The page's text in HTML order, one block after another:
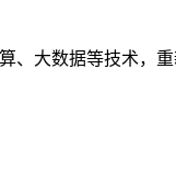
大数据等技术，重